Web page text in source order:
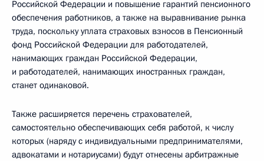
Российской Федерации и повышение гарантий пенсионного
обеспечения работников, а также на выравнивание рынка
труда, поскольку уплата страховых взносов в Пенсионный
фонд Российской Федерации для работодателей,
нанимающих граждан Российской Федерации,
и работодателей, нанимающих иностранных граждан,
станет одинаковой.
Также расширяется перечень страхователей,
самостоятельно обеспечивающих себя работой, к числу
которых (наряду с индивидуальными предпринимателями,
адвокатами и нотариусами) будут отнесены арбитражные